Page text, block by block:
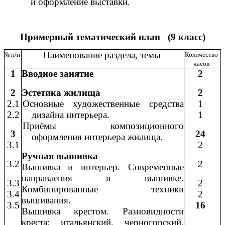
Примерный тематический план (9 класс)
№ п/п Наименование раздела, темы
Количество
часов
1
2
2.1
2.2
3
3.1
3.2
3.3
3.4
3.5
Вводное занятие
Эстетика жилища
Основные художественные средства
дизайна интерьера.
Приёмы композиционного
оформления интерьера жилища.
Ручная вышивка
Вышивка и интерьер. Современные
направления в вышивке.
Комбинированные техники
вышивания.
Вышивка крестом. Разновидности
креста: итальянский, черногорский,
2
2
1
1
24
2
2
2
2
16